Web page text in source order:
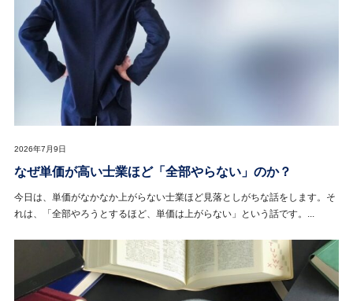
2026年7月9日
なぜ単価が高い士業ほど「全部やらない」のか？
今日は、単価がなかなか上がらない士業ほど見落としがちな話をします。そ
れは、「全部やろうとするほど、単価は上がらない」という話です。...